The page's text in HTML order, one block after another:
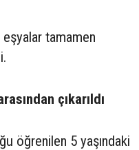
eşyalar tamamen
çıkarıldı
öğrenilen 5 yaşındaki